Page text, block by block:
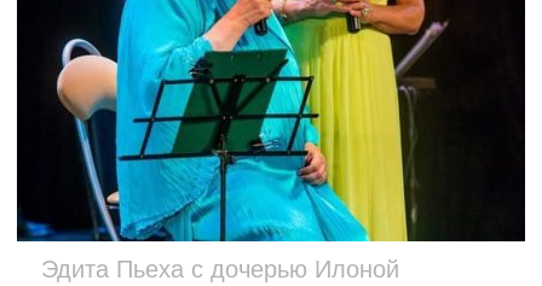
Эдита Пьеха с дочерью Илоной